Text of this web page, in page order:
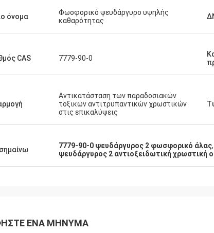
όνομα
Φωσφορικό ψευδάργυρο υψηλής
καθαρότητας
CAS 7779-90-0
Αντικατάσταση των παραδοσιακών
τοξικών αντιτρυπαντικών χρωστικών
στις επικαλύψεις
7779-90-0 ψευδάργυρος 2 φωσφορικό άλας,
ψευδάργυρος 2 αντιοξειδωτική χρωστική
ΈΝΑ ΜΉΝΥΜΑ